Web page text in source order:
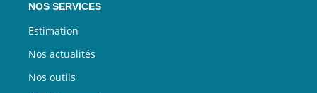
NOS SERVICES
Estimation
Nos actualités
Nos outils